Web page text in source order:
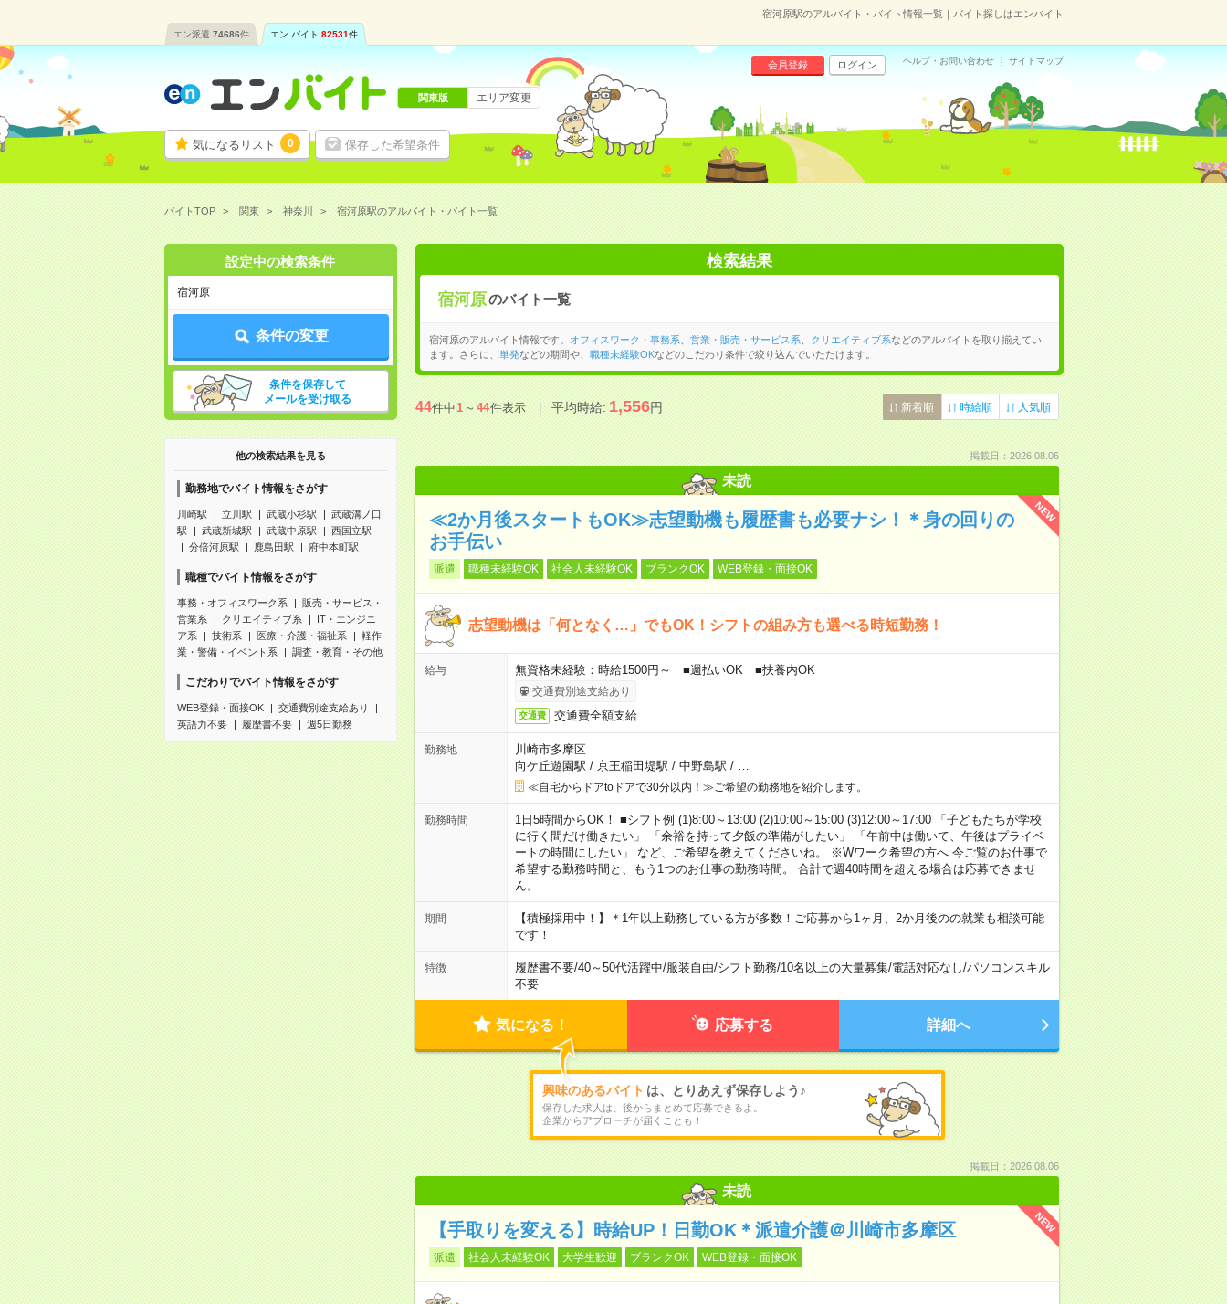
宿河原駅のアルバイト・バイト情報一覧｜バイト探しはエンバイト
エン派遣 74686件 エン バイト 82531件
気になるリスト 0 保存した希望条件
会員登録 ログイン ヘルプ・お問い合わせ サイトマップ
関東版 エリア変更
バイトTOP 関東 神奈川 宿河原駅のアルバイト・バイト一覧
設定中の検索条件
宿河原
条件の変更
条件を保存して
メールを受け取る
他の検索結果を見る
勤務地でバイト情報をさがす
川崎駅 立川駅 武蔵小杉駅
武蔵溝ノ口
駅
武蔵新城駅 武蔵中原駅
西国立駅
分倍河原駅
鹿島田駅 府中本町駅
職種でバイト情報をさがす
事務・オフィスワーク系
販売・サービス・
営業系
クリエイティブ系
IT・エンジニ
ア系
技術系 医療・介護・福祉系
軽作
業・警備・イベント系
調査・教育・その他
こだわりでバイト情報をさがす
WEB登録・面接OK
交通費別途支給あり
英語力不要
履歴書不要 週5日勤務
検索結果
宿河原のバイト一覧
宿河原のアルバイト情報です。 オフィスワーク・事務系 営業・販売・サービス系 クリエイティブ系などのアルバイトを取り揃えてい
ます。さらに、
単発などの期間や、 職種未経験OKなどのこだわり条件で絞り込んでいただけます。
44件中1～44件表示 平均時給:1,556円 新着順 時給順 人気順
掲載日：2026.08.06
未読
NEW
≪2か月後スタートもOK≫志望動機も履歴書も必要ナシ！＊身の回りの
お手伝い
派遣 職種未経験OK 社会人未経験OK ブランクOK WEB登録・面接OK
志望動機は「何となく…」でもOK！シフトの組み方も選べる時短勤務！
給与 無資格未経験：時給1500円～ ■週払いOK ■扶養内OK
交通費別途支給あり
交通費 交通費全額支給
勤務地
川崎市多摩区
向ケ丘遊園駅 / 京王稲田堤駅 / 中野島駅 /
≪自宅からドアtoドアで30分以内！≫ご希望の勤務地を紹介します。
勤務時間
1日5時間からOK！ ■シフト例 (1)8:00～13:00 (2)10:00～15:00 (3)12:00～17:00 「子どもたちが学校
に行く間だけ働きたい」 「余裕を持って夕飯の準備がしたい」 「午前中は働いて、午後はプライベ
ートの時間にしたい」 など、ご希望を教えてくださいね。 ※Wワーク希望の方へ 今ご覧のお仕事で
希望する勤務時間と、もう1つのお仕事の勤務時間。 合計で週40時間を超える場合は応募できませ
ん。
期間
【積極採用中！】＊1年以上勤務している方が多数！ご応募から1ヶ月、2か月後のの就業も相談可能
です！
特徴 履歴書不要/40～50代活躍中/服装自由/シフト勤務/10名以上の大量募集/電話対応なし/パソコンスキル
不要
気になる！ 応募する 詳細へ
興味のあるバイト は、とりあえず保存しよう♪
保存した求人は、後からまとめて応募できるよ。
企業からアプローチが届くことも！
掲載日：2026.08.06
未読
NEW
【手取りを変える】時給UP！日勤OK＊派遣介護＠川崎市多摩区
派遣 社会人未経験OK 大学生歓迎 ブランクOK WEB登録・面接OK